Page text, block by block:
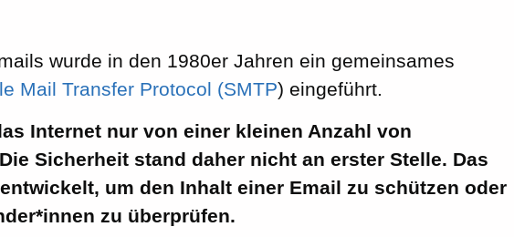
wurde in den 1980er Jahren ein gemeinsames
Mail Transfer Protocol (SMTP) eingeführt.
Internet nur von einer kleinen Anzahl von
Sicherheit stand daher nicht an erster Stelle. Das
um den Inhalt einer Email zu schützen oder
zu überprüfen.